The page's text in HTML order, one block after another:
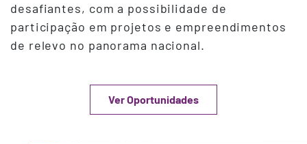
desafiantes, com a possibilidade de
participação em projetos e empreendimentos
de relevo no panorama nacional.
Ver Oportunidades